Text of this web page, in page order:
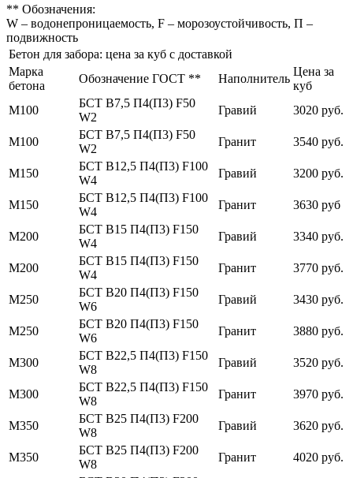
** Обозначения:
W – водонепроницаемость, F – морозоустойчивость, П –
подвижность
Бетон для забора: цена за куб с доставкой
Марка
бетона
Обозначение ГОСТ ** Наполнитель
Цена за
куб
М100
БСТ В7,5 П4(П3) F50
W2
Гравий 3020 руб.
М100
БСТ В7,5 П4(П3) F50
W2
Гранит 3540 руб.
М150
БСТ В12,5 П4(П3) F100
W4
Гравий 3200 руб.
М150
БСТ В12,5 П4(П3) F100
W4
Гранит 3630 руб
М200
БСТ В15 П4(П3) F150
W4
Гравий 3340 руб.
М200
БСТ В15 П4(П3) F150
W4
Гранит 3770 руб.
М250
БСТ В20 П4(П3) F150
W6
Гравий 3430 руб.
М250
БСТ В20 П4(П3) F150
W6
Гранит 3880 руб.
М300
БСТ В22,5 П4(П3) F150
W8
Гравий 3520 руб.
М300
БСТ В22,5 П4(П3) F150
W8
Гранит 3970 руб.
М350
БСТ В25 П4(П3) F200
W8
Гравий 3620 руб.
М350
БСТ В25 П4(П3) F200
W8
Гранит 4020 руб.